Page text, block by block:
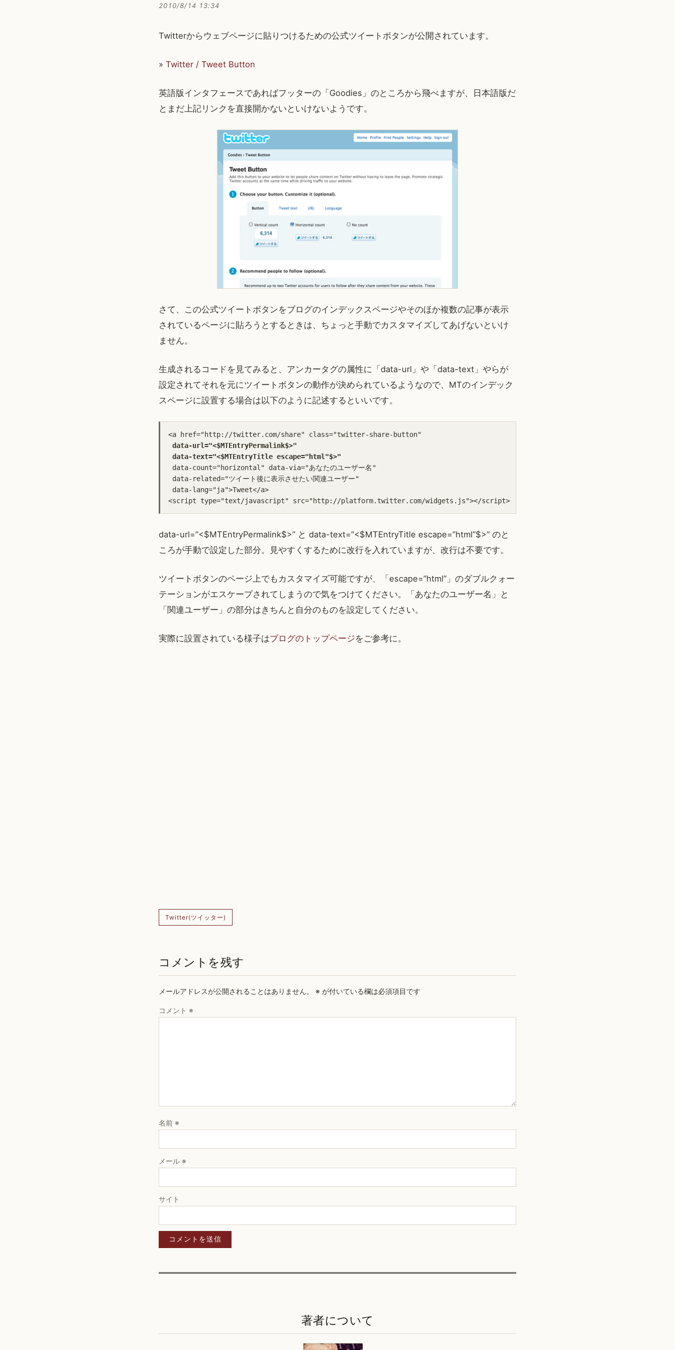
2010/8/14 13:34
Twitterからウェブページに貼りつけるための公式ツイートボタンが公開されています。
» Twitter / Tweet Button
英語版インタフェースであればフッターの「Goodies」のところから飛べますが、日本語版だ
とまだ上記リンクを直接開かないといけないようです。
さて、この公式ツイートボタンをブログのインデックスページやそのほか複数の記事が表示
されているページに貼ろうとするときは、ちょっと手動でカスタマイズしてあげないといけ
ません。
生成されるコードを見てみると、アンカータグの属性に「data-url」や「data-text」やらが
設定されてそれを元にツイートボタンの動作が決められているようなので、MTのインデック
スページに設置する場合は以下のように記述するといいです。
<a href="http://twitter.com/share" class="twitter-share-button"
data-url="<$MTEntryPermalink$>"
data-text="<$MTEntryTitle escape="html"$>"
data-count="horizontal" data-via="あなたのユーザー名"
data-related="ツイート後に表示させたい関連ユーザー"
data-lang="ja">Tweet</a>
<script type="text/javascript" src="http://platform.twitter.com/widgets.js"></script>
data-url=”<$MTEntryPermalink$>” と data-text=”<$MTEntryTitle escape=”html”$>” のと
ころが手動で設定した部分。見やすくするために改行を入れていますが、改行は不要です。
ツイートボタンのページ上でもカスタマイズ可能ですが、「escape=”html”」のダブルクォー
テーションがエスケープされてしまうので気をつけてください。「あなたのユーザー名」と
「関連ユーザー」の部分はきちんと自分のものを設定してください。
実際に設置されている様子はブログのトップページをご参考に。
Twitter(ツイッター)
コメントを残す
メールアドレスが公開されることはありません。 ※ が付いている欄は必須項目です
コメント ※
名前 ※
メール ※
サイト
著者について